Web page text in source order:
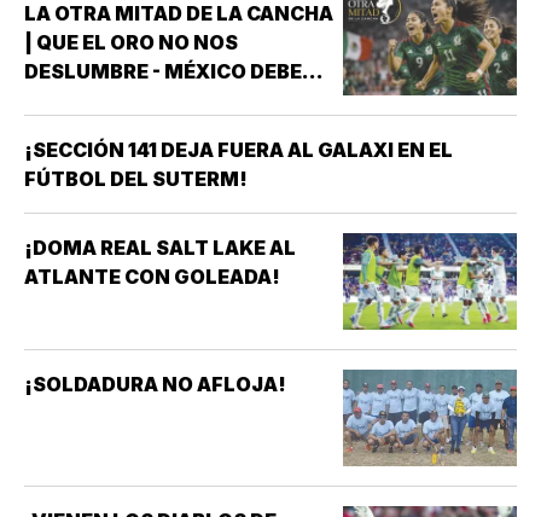
LA OTRA MITAD DE LA CANCHA
| QUE EL ORO NO NOS
DESLUMBRE - MÉXICO DEBE
BRASIL 2027 *MÉXICO GANÓ
EL ORO EN LOS JUEGOS
CENTROAMERICANOS Y DEL
CARIBE *HAY QUE CELEBRARLO
*HAY QUE RECONOCER A LAS
¡SECCIÓN 141 DEJA FUERA AL GALAXI EN EL
FÚTBOL DEL SUTERM!
¡DOMA REAL SALT LAKE AL
ATLANTE CON GOLEADA!
¡SOLDADURA NO AFLOJA!